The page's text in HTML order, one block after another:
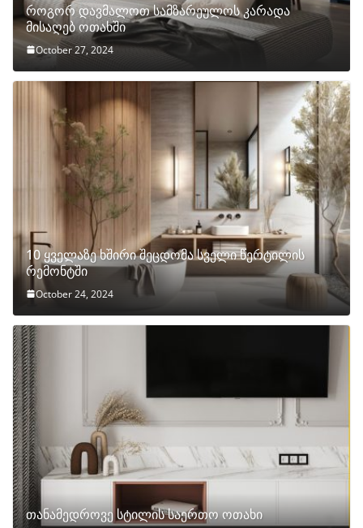
როგორ დავმალოთ სამზარეულოს კარადა
მისაღებ ოთახში
October 27, 2024
10 ყველაზე ხშირი შეცდომა სველი წერტილის
რემონტში
October 24, 2024
თანამედროვე სტილის საერთო ოთახი